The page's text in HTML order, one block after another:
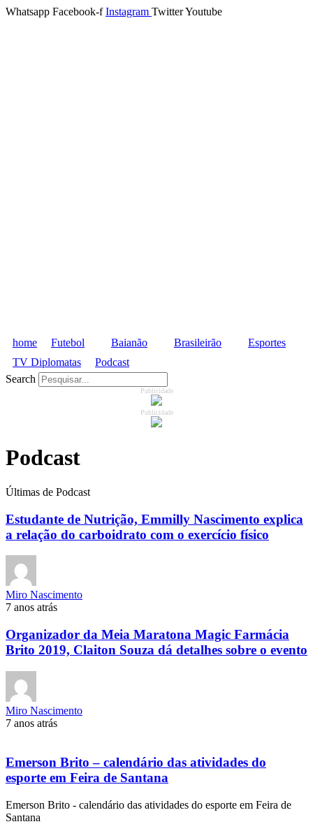
Whatsapp Facebook-f Instagram TwitterYoutube
home Futebol Baianão Brasileirão
Esportes
TV Diplomatas
Podcast
Search
Publicidade
Publicidade
Podcast
Últimas de Podcast
Estudante de Nutrição, Emmilly Nascimento explica
a relação do carboidrato com o exercício físico
Miro Nascimento
7 anos atrás
Organizador da Meia Maratona Magic Farmácia
Brito 2019, Claiton Souza dá detalhes sobre o evento
Miro Nascimento
7 anos atrás
Emerson Brito – calendário das atividades do
esporte em Feira de Santana
Emerson Brito - calendário das atividades do esporte em Feira de
Santana